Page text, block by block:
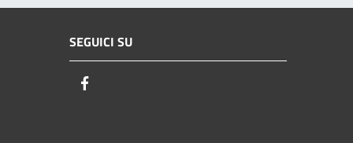
SEGUICI SU